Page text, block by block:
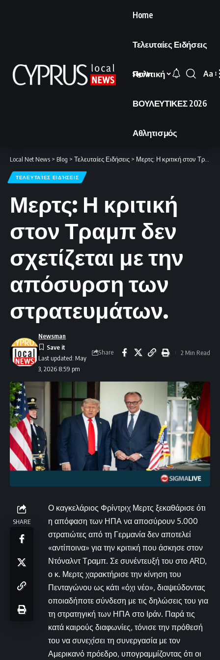
Home
Τελευταίες Ειδήσεις
Πολιτική
ΒΟΥΛΕΥΤΙΚΕΣ 2026
Αθλητισμός
Sign In
Font
Aa
Local Net News > Blog > Τελευταίες Ειδήσεις > Μερτς: Η κριτική στον Τραμπ δεν σχετίζεται με την απόσυρση των στρατευμάτων.
ΤΕΛΕΥΤΑΊΕΣ ΕΙΔΉΣΕΙΣ
Μερτς: Η κριτική
στον Τραμπ δεν
σχετίζεται με την
απόσυρση των
στρατευμάτων.
Last updated: May
3, 2026 8:59 pm
Newsman
Share 2 Min Read
SHARE
Ο καγκελάριος Φρίντριχ Μερτς ξεκαθάρισε ότι
η απόφαση των ΗΠΑ να αποσύρουν 5.000
στρατιώτες από τη Γερμανία δεν αποτελεί
«αντίποινα» για την κριτική που άσκησε στον
Ντόναλντ Τραμπ. Σε συνέντευξή του στο ARD,
ο κ. Μερτς χαρακτήρισε την κίνηση του
Πενταγώνου ως κάτι «όχι νέο», διαψεύδοντας
οποιαδήποτε σύνδεση με τις δηλώσεις του για
τη στρατηγική των ΗΠΑ στο Ιράν. Παρά τις
κατά καιρούς διαφωνίες, τόνισε την πρόθεσή
του να συνεχίσει τη συνεργασία με τον
Αμερικανό πρόεδρο, υπογραμμίζοντας ότι οι